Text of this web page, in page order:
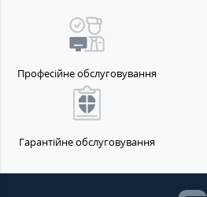
Професійне обслуговування
Гарантійне обслуговування